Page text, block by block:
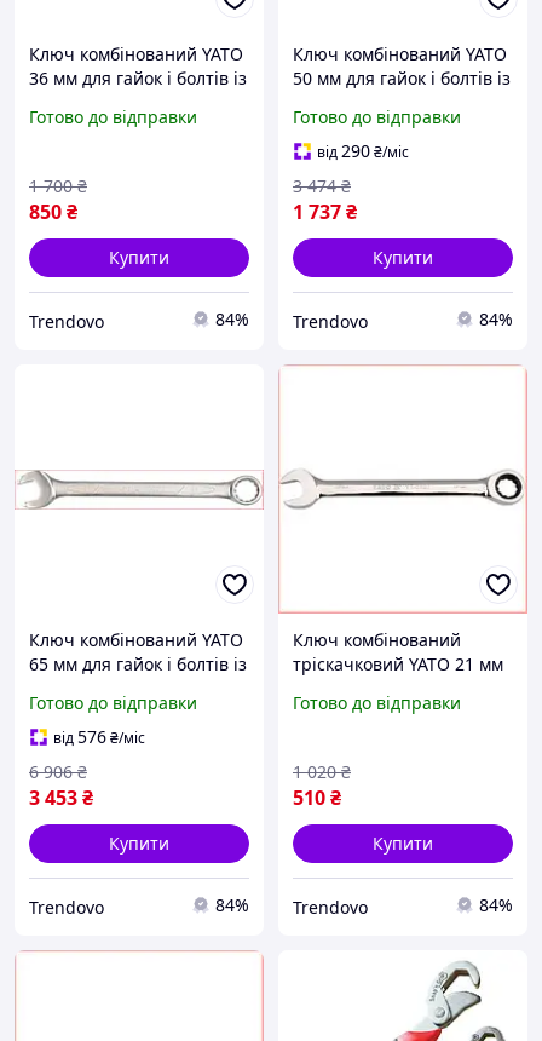
Ключ комбінований YATO
36 мм для гайок і болтів із
головкою
Готово до відправки
850₴
1 700 ₴
Купити
Trendovo 84%
Ключ комбінований YATO
50 мм для гайок і болтів із
головкою
Готово до відправки
від290₴/міс
1 737₴
3 474 ₴
Купити
Trendovo 84%
Ключ комбінований YATO
65 мм для гайок і болтів із
головкою
Готово до відправки
від576₴/міс
3 453₴
6 906 ₴
Купити
Trendovo 84%
Ключ комбінований
тріскачковий YATO 21 мм
покриттям і 72 зубцями
Готово до відправки
510₴
1 020 ₴
Купити
Trendovo 84%